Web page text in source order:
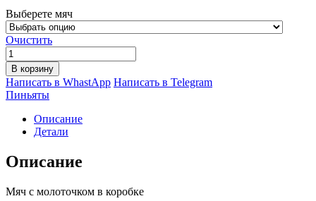
Выберете мяч
Очистить
Количество
товара
Мяч
с
молоточком
коробке
В корзину
Написать в WhastApp Написать в Telegram
Пиньяты
Описание
Детали
Описание
Мяч с молоточком в коробке